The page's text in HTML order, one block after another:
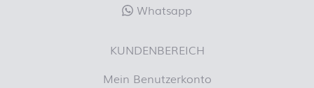
Whatsapp
KUNDENBEREICH
Mein Benutzerkonto